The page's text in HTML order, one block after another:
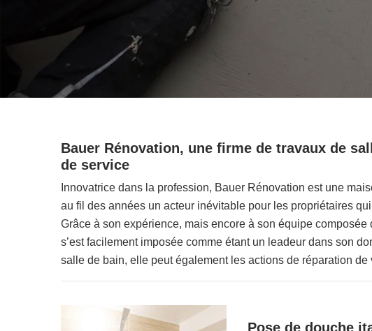
Bauer Rénovation, une firme de travaux de
de service
Innovatrice dans la profession, Bauer Rénovation est une
au fil des années un acteur inévitable pour les propriétaires
Grâce à son expérience, mais encore à son équipe
s’est facilement imposée comme étant un leadeur dans son
salle de bain, elle peut également les actions de réparation de
Pose de douche